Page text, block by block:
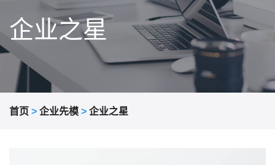
企业之星
首页 > 企业先模 > 企业之星